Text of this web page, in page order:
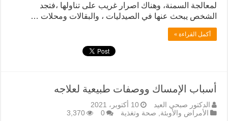
لمعالجة السمنة، وهناك اصرار غريب على تناولها ،فتجد
الشخص يبحث عنها في الصيدليات ، والبقالات ومحلات …
أكمل القراءة »
أسباب الإمساك ووصفات طبيعية لعلاجه
الدكتور صبحي العيد
10 أكتوبر، 2021
الأمراض والأوبئة
صحة وتغذية 0
3,370